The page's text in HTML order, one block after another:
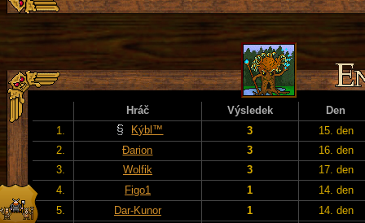
Hráč Výsledek
Den
1.
Kýbl™ 3
15. den
2.
Đarion 3
16. den
3.
Wolfik 3
17. den
4.
Figo1 1
14. den
5.
Dar-Kunor 1
14. den